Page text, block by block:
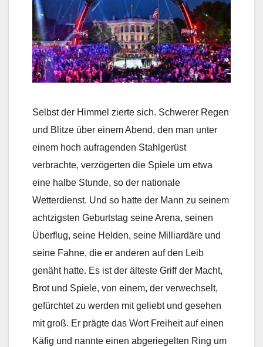
Selbst der Himmel zierte sich. Schwerer Regen
und Blitze über einem Abend, den man unter
einem hoch aufragenden Stahlgerüst
verbrachte, verzögerten die Spiele um etwa
eine halbe Stunde, so der nationale
Wetterdienst. Und so hatte der Mann zu seinem
achtzigsten Geburtstag seine Arena, seinen
Überflug, seine Helden, seine Milliardäre und
seine Fahne, die er anderen auf den Leib
genäht hatte. Es ist der älteste Griff der Macht,
Brot und Spiele, von einem, der verwechselt,
gefürchtet zu werden mit geliebt und gesehen
mit groß. Er prägte das Wort Freiheit auf einen
Käfig und nannte einen abgeriegelten Ring um